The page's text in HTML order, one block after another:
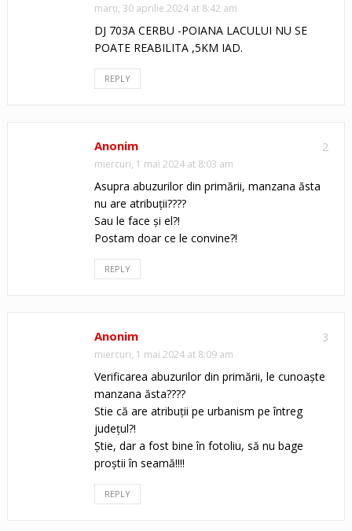
marți, 30 aprilie 2024 at 8:42 am
DJ 703A CERBU -POIANA LACULUI NU SE
POATE REABILITA ,5KM IAD.
REPLY
2
Anonim
miercuri, 1 mai 2024 at 8:03 am
Asupra abuzurilor din primării, manzana ăsta
nu are atribuții????
Sau le face și el?!
Postam doar ce le convine?!
REPLY
3
Anonim
miercuri, 1 mai 2024 at 8:09 am
Verificarea abuzurilor din primării, le cunoaște
manzana ăsta????
Stie că are atribuții pe urbanism pe întreg
județul?!
Știe, dar a fost bine în fotoliu, să nu bage
proștii în seamă!!!!
REPLY